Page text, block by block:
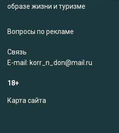
образе жизни и туризме
Вопросы по рекламе
Связь
Е-mail: korr_n_don@mail.ru
18+
Карта сайта